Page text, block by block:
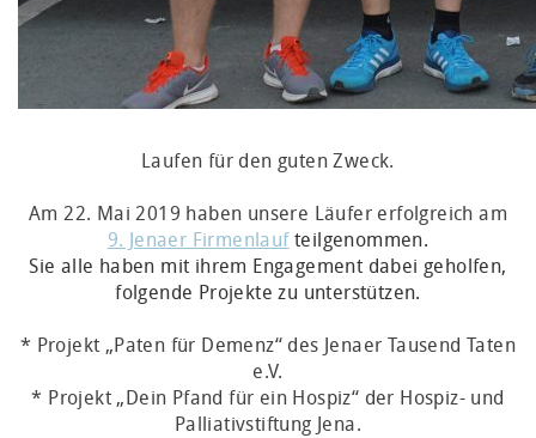
Laufen für den guten Zweck.
Am 22. Mai 2019 haben unsere Läufer erfolgreich am
9. Jenaer Firmenlaufteilgenommen.
Sie alle haben mit ihrem Engagement dabei geholfen,
folgende Projekte zu unterstützen.
* Projekt „Paten für Demenz“ des Jenaer Tausend Taten
e.V.
* Projekt „Dein Pfand für ein Hospiz“ der Hospiz- und
Palliativstiftung Jena.